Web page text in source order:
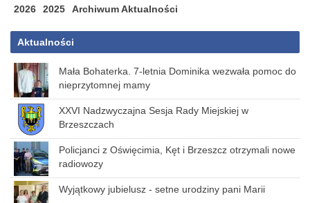
2026 2025 Archiwum Aktualności
Aktualności
Mała Bohaterka. 7-letnia Dominika wezwała pomoc do
nieprzytomnej mamy
XXVI Nadzwyczajna Sesja Rady Miejskiej w
Brzeszczach
Policjanci z Oświęcimia, Kęt i Brzeszcz otrzymali nowe
radiowozy
Wyjątkowy jubielusz - setne urodziny pani Marii